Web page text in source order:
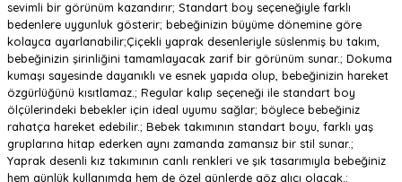
sevimli bir görünüm kazandırır; Standart boy seçeneğiyle farklı
bedenlere uygunluk gösterir; bebeğinizin büyüme dönemine göre
kolayca ayarlanabilir;Çiçekli yaprak desenleriyle süslenmiş bu takım,
bebeğinizin şirinliğini tamamlayacak zarif bir görünüm sunar.; Dokuma
kumaşı sayesinde dayanıklı ve esnek yapıda olup, bebeğinizin hareket
özgürlüğünü kısıtlamaz.; Regular kalıp seçeneği ile standart boy
ölçülerindeki bebekler için ideal uyumu sağlar; böylece bebeğiniz
rahatça hareket edebilir.; Bebek takımının standart boyu, farklı yaş
gruplarına hitap ederken aynı zamanda zamansız bir stil sunar.;
Yaprak desenli kız takımının canlı renkleri ve şık tasarımıyla bebeğiniz
hem günlük kullanımda hem de özel günlerde göz alıcı olacak.;